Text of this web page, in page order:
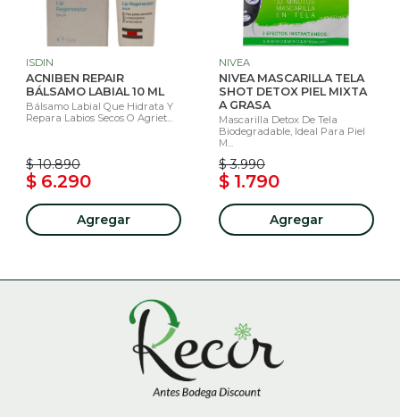
ISDIN
ACNIBEN REPAIR
BÁLSAMO LABIAL 10 ML
Bálsamo Labial Que Hidrata Y
Repara Labios Secos O Agriet...
$ 10.890
$ 6.290
Agregar
NIVEA
NIVEA MASCARILLA TELA
SHOT DETOX PIEL MIXTA
A GRASA
Mascarilla Detox De Tela
Biodegradable, Ideal Para Piel
M...
$ 3.990
$ 1.790
Agregar